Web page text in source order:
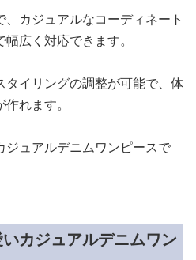
カジュアルなコーディネート
広く対応できます。
タイリングの調整が可能で、体
れます。
ュアルデニムワンピースで
カジュアルデニムワン